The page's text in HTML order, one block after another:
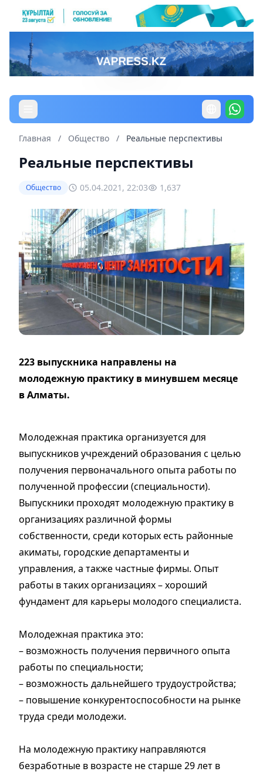
Главная / Общество / Реальные перспективы
Реальные перспективы
Общество 05.04.2021, 22:03 1,637
223 выпускника направлены на
молодежную практику в минувшем месяце
в Алматы.
Молодежная практика организуется для
выпускников учреждений образования с целью
получения первоначального опыта работы по
полученной профессии (специальности).
Выпускники проходят молодежную практику в
организациях различной формы
собственности, среди которых есть районные
акиматы, городские департаменты и
управления, а также частные фирмы. Опыт
работы в таких организациях – хороший
фундамент для карьеры молодого специалиста.
Молодежная практика это:
– возможность получения первичного опыта
работы по специальности;
– возможность дальнейшего трудоустройства;
– повышение конкурентоспособности на рынке
труда среди молодежи.
На молодежную практику направляются
безработные в возрасте не старше 29 лет в